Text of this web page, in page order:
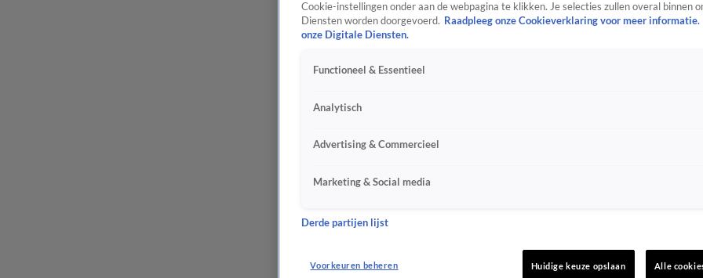
Cookie-instellingen onder aan de webpagina te klikken. Je selecties zullen overal binnen
Diensten worden doorgevoerd. Raadpleeg onze Cookieverklaring voor meer informatie.
onze Digitale Diensten.
Functioneel & Essentieel
Analytisch
Advertising & Commercieel
Marketing & Social media
Derde partijen lijst
Voorkeuren beheren Huidige keuze opslaan Alle